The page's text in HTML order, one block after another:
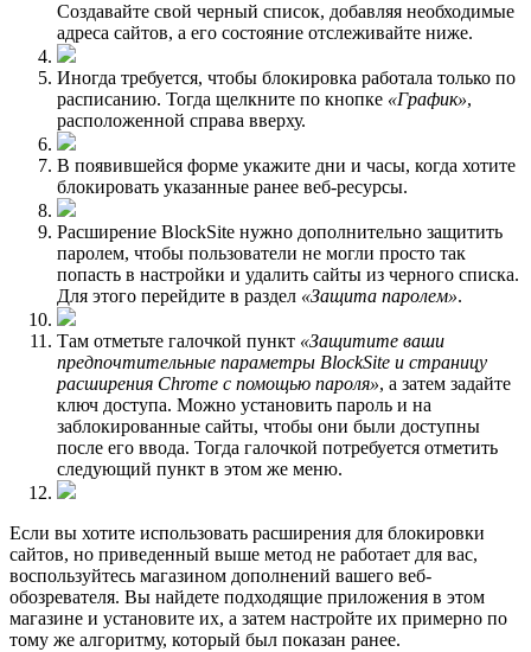
Создавайте свой черный список, добавляя необходимые
адреса сайтов, а его состояние отслеживайте ниже.
Иногда требуется, чтобы блокировка работала только по
расписанию. Тогда щелкните по кнопке «График»,
расположенной справа вверху.
В появившейся форме укажите дни и часы, когда хотите
блокировать указанные ранее веб-ресурсы.
Расширение BlockSite нужно дополнительно защитить
паролем, чтобы пользователи не могли просто так
попасть в настройки и удалить сайты из черного списка.
Для этого перейдите в раздел «Защита паролем».
Там отметьте галочкой пункт «Защитите ваши
предпочтительные параметры BlockSite и страницу
расширения Chrome с помощью пароля», а затем задайте
ключ доступа. Можно установить пароль и на
заблокированные сайты, чтобы они были доступны
после его ввода. Тогда галочкой потребуется отметить
следующий пункт в этом же меню.
Если вы хотите использовать расширения для блокировки
сайтов, но приведенный выше метод не работает для вас,
воспользуйтесь магазином дополнений вашего веб-
обозревателя. Вы найдете подходящие приложения в этом
магазине и установите их, а затем настройте их примерно по
тому же алгоритму, который был показан ранее.